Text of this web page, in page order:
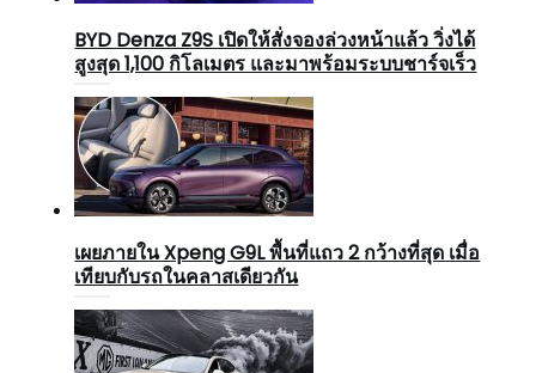
BYD Denza Z9S เปิดให้สั่งจองล่วงหน้าแล้ว วิ่งได้
สูงสุด 1,100 กิโลเมตร และมาพร้อมระบบชาร์จเร็ว
เผยภายใน Xpeng G9L พื้นที่แถว 2 กว้างที่สุด เมื่อ
เทียบกับรถในคลาสเดียวกัน